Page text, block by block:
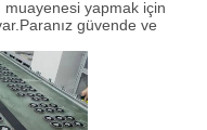
muayenesi yapmak için
güvende ve